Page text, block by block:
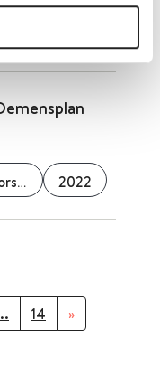
Senter for omsorgsforskning 2022
14 »